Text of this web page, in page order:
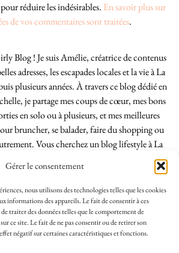
Gérer le consentement
nous utilisons des technologies telles que les cookies
informations des appareils. Le fait de consentir à ces
traiter des données telles que le comportement de
ce site. Le fait de ne pas consentir ou de retirer son
négatif sur certaines caractéristiques et fonctions.
réduire les indésirables. En savoir plus sur
de vos commentaires sont traitées.
Blog ! Je suis Amélie, créatrice de contenus
adresses, les escapades locales et la vie à La
plusieurs années. À travers ce blog dédié en
je partage mes coups de cœur, mes bons
en solo ou à plusieurs, et mes meilleures
bruncher, se balader, faire du shopping ou
Vous cherchez un blog lifestyle à La
locale ? Vous êtes au bon endroit. Que vous
passage dans notre belle ville, j’espère que mes
à profiter de La Rochelle comme un·e vrai·e
initié·e. !